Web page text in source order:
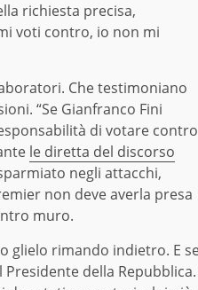
richiesta precisa,
voti contro, io non mi
Che testimoniano
“Se Gianfranco Fini
di votare contro
le diretta del discorso
negli attacchi,
non deve averla presa
muro.
glielo rimando indietro. E
della Repubblica.